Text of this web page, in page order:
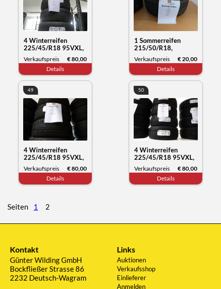
4 Winterreifen
225/45/R18 95VXL,
Nokian Tyres WR
snowproof, Datum
Verkaufspreis
€ 80,00
Details
1 Sommerreifen
215/50/R18,
Bridgestone Turanza,
Datum 44/20
Verkaufspreis
€ 20,00
Details
49
4 Winterreifen
225/45/R18 95VXL,
Nokian Tyres WR
snowproof, Datum
Verkaufspreis
€ 80,00
Details
50
4 Winterreifen
225/45/R18 95VXL,
Nokian Tyres WR
snowproof, Datum
Verkaufspreis
€ 80,00
Details
Seiten 1 2
Kontakt
Günter Wilding GmbH
Bockfließer Strasse 86
2232 Deutsch-Wagram
Links
Auktionen
Verkaufsshop
Einlieferer
Anmelden